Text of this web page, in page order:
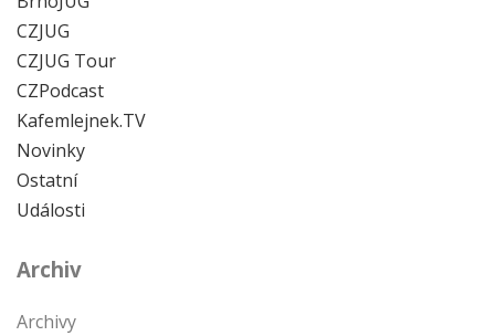
CZJUG
CZJUG Tour
CZPodcast
Kafemlejnek.TV
Novinky
Ostatní
Události
Archiv
Archivy